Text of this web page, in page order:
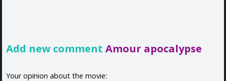
Add new comment Amour apocalypse
Your opinion about the movie: